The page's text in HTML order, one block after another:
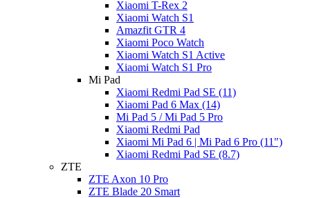
Xiaomi T-Rex 2
Xiaomi Watch S1
Amazfit GTR 4
Xiaomi Poco Watch
Xiaomi Watch S1 Active
Xiaomi Watch S1 Pro
Mi Pad
Xiaomi Redmi Pad SE (11)
Xiaomi Pad 6 Max (14)
Mi Pad 5 / Mi Pad 5 Pro
Xiaomi Redmi Pad
Xiaomi Mi Pad 6 | Mi Pad 6 Pro (11")
Xiaomi Redmi Pad SE (8.7)
ZTE
ZTE Axon 10 Pro
ZTE Blade 20 Smart